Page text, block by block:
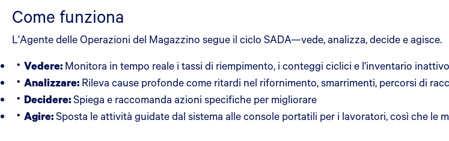
Come funziona
L'Agente delle Operazioni del Magazzino segue il ciclo SADA—vede, analizza, decide e agisce.
Vedere: Monitora in tempo reale i tassi di riempimento, i conteggi ciclici e l'inventario inattivo
Analizzare: Rileva cause profonde come ritardi nel rifornimento, smarrimenti, percorsi di
Decidere:Spiega e raccomanda azioni specifiche per migliorare
Agire:Sposta le attività guidate dal sistema alle console portatili per i lavoratori, così che le